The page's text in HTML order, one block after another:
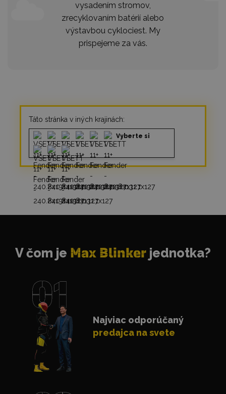
vysadením stromov,
zrecyklovaním batérií alebo
výstavbou cyklociest. My
prispejeme za vás.
Táto stránka v iných krajinách:
Vyberte si
V čom je Max Blinker jednotka?
Najviac odporúčaný
predajca na svete